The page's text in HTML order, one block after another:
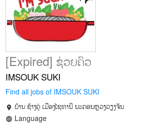
[Expired] ຊ່ວຍຄົວ
IMSOUK SUKI
Find all jobs of IMSOUK SUKI
location_on ບ້ານ ຊ້າງຄູ່ ເມືອງໄຊທານີ ນະຄອນຫຼວງວຽງຈັນ
language Language